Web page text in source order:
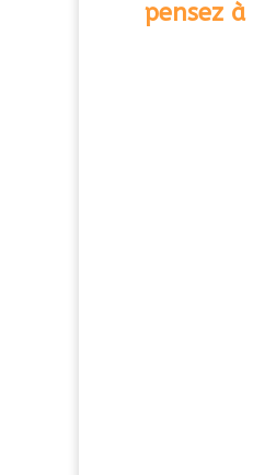
pensez à